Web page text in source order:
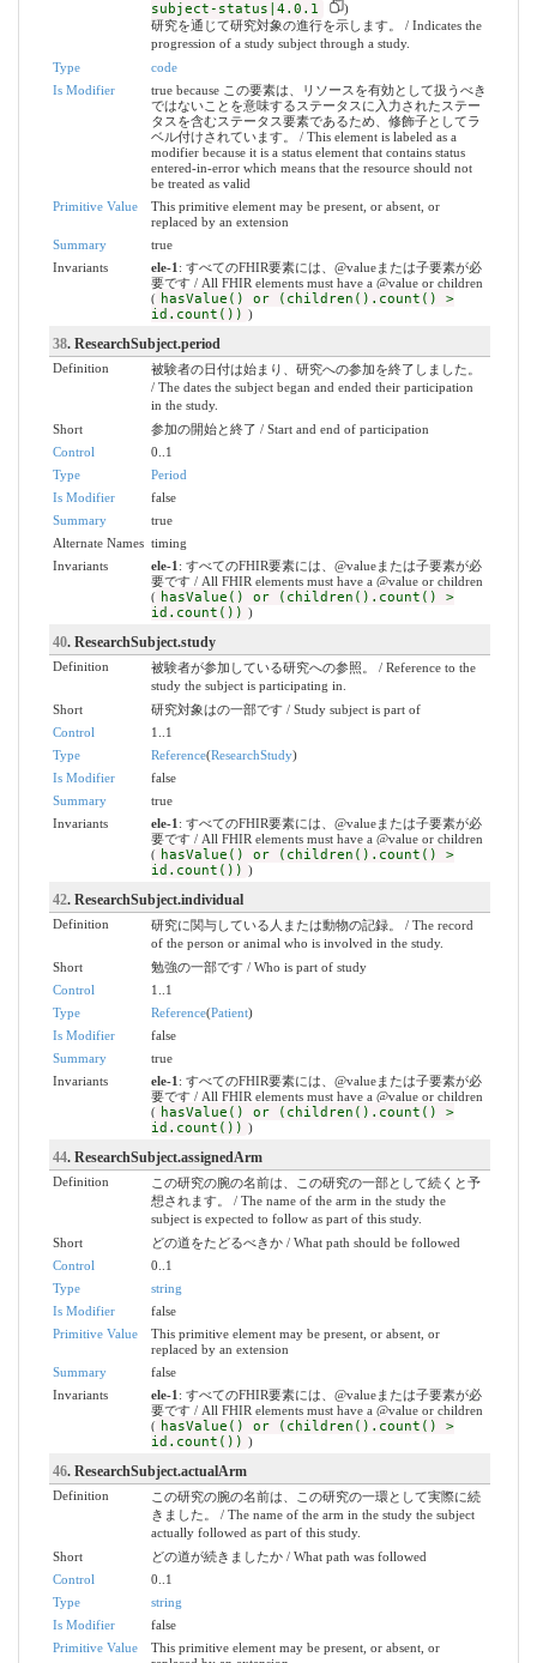
subject-status|4.0.1
)
研究を通じて研究対象の進行を示します。 / Indicates the
progression of a study subject through a study.
Type
code
Is Modifier
true because この要素は、リソースを有効として扱うべき
ではないことを意味するステータスに入力されたステー
タスを含むステータス要素であるため、修飾子としてラ
ベル付けされています。 / This element is labeled as a
modifier because it is a status element that contains status
entered-in-error which means that the resource should not
be treated as valid
Primitive Value
This primitive element may be present, or absent, or
replaced by an extension
Summary
true
Invariants
ele-1 : すべてのFHIR要素には、@valueまたは子要素が必
要です / All FHIR elements must have a @value or children
( hasValue() or (children().count() >
id.count()) )
38. ResearchSubject.period
Definition
被験者の日付は始まり、研究への参加を終了しました。
/ The dates the subject began and ended their participation
in the study.
Short
参加の開始と終了 / Start and end of participation
Control
0..1
Type
Period
Is Modifier
false
Summary
true
Alternate Names timing
Invariants
ele-1 : すべてのFHIR要素には、@valueまたは子要素が必
要です / All FHIR elements must have a @value or children
( hasValue() or (children().count() >
id.count()) )
40. ResearchSubject.study
Definition
被験者が参加している研究への参照。 / Reference to the
study the subject is participating in.
Short
研究対象はの一部です / Study subject is part of
Control
1..1
Type
Reference(ResearchStudy)
Is Modifier
false
Summary
true
Invariants
ele-1 : すべてのFHIR要素には、@valueまたは子要素が必
要です / All FHIR elements must have a @value or children
( hasValue() or (children().count() >
id.count()) )
42. ResearchSubject.individual
Definition
研究に関与している人または動物の記録。 / The record
of the person or animal who is involved in the study.
Short
勉強の一部です / Who is part of study
Control
1..1
Type
Reference(Patient)
Is Modifier
false
Summary
true
Invariants
ele-1 : すべてのFHIR要素には、@valueまたは子要素が必
要です / All FHIR elements must have a @value or children
( hasValue() or (children().count() >
id.count()) )
44. ResearchSubject.assignedArm
Definition
この研究の腕の名前は、この研究の一部として続くと予
想されます。 / The name of the arm in the study the
subject is expected to follow as part of this study.
Short
どの道をたどるべきか / What path should be followed
Control
0..1
Type
string
Is Modifier
false
Primitive Value
This primitive element may be present, or absent, or
replaced by an extension
Summary
false
Invariants
ele-1 : すべてのFHIR要素には、@valueまたは子要素が必
要です / All FHIR elements must have a @value or children
( hasValue() or (children().count() >
id.count()) )
46. ResearchSubject.actualArm
Definition
この研究の腕の名前は、この研究の一環として実際に続
きました。 / The name of the arm in the study the subject
actually followed as part of this study.
Short
どの道が続きましたか / What path was followed
Control
0..1
Type
string
Is Modifier
false
Primitive Value
This primitive element may be present, or absent, or